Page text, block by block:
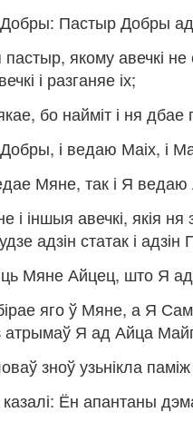
Пастыр Добры
якому авечкі не
і разганяе іх;
бо найміт і ня дбае
і ведаю Маіх, і
Мяне, так і Я ведаю
і іншыя авечкі, якія
адзін статак і адзін
Мяне Айцец, што Я
яго ў Мяне, а Я
атрымаў Я ад Айца
зноў узьнікла
казалі: Ён апантаны